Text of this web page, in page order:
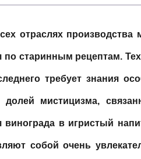
отраслях
по старинным рецептам.
требует знания
мистицизма,
в игристый
собой очень